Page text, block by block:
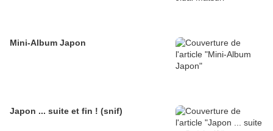
Mini-Album Japon
Japon ... suite et fin ! (snif)